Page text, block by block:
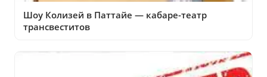
Шоу Колизей в Паттайе — кабаре-театр
трансвеститов